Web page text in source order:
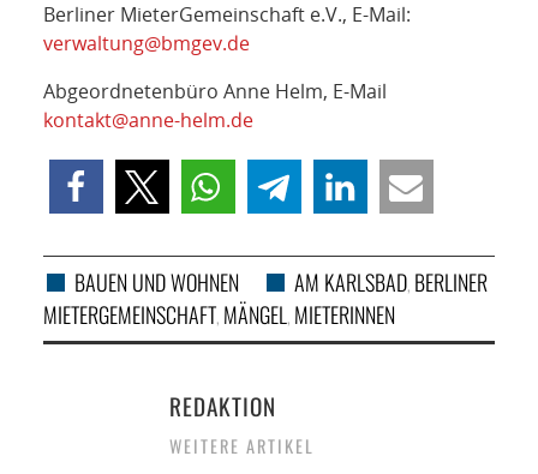
Berliner MieterGemeinschaft e.V., E-Mail:
verwaltung@bmgev.de
Abgeordnetenbüro Anne Helm, E-Mail
kontakt@anne-helm.de
BAUEN UND WOHNEN AM KARLSBAD, BERLINER
MIETERGEMEINSCHAFT, MÄNGEL, MIETERINNEN
REDAKTION
WEITERE ARTIKEL